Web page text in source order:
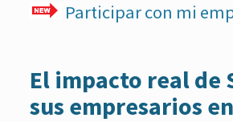
Participar con mi
El impacto real de
sus empresarios